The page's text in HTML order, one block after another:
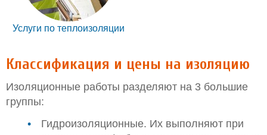
Услуги по теплоизоляции
Классификация и цены на изоляцию
Изоляционные работы разделяют на 3 большие
группы:
Гидроизоляционные. Их выполняют при